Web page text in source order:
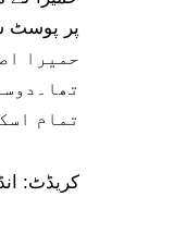
حمیرا
تمام
کریڈٹ: